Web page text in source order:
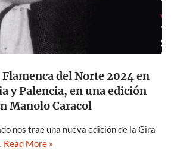
del Norte 2024 en
y Palencia, en una edición
Manolo Caracol
nos trae una nueva edición de la Gira
Read More »